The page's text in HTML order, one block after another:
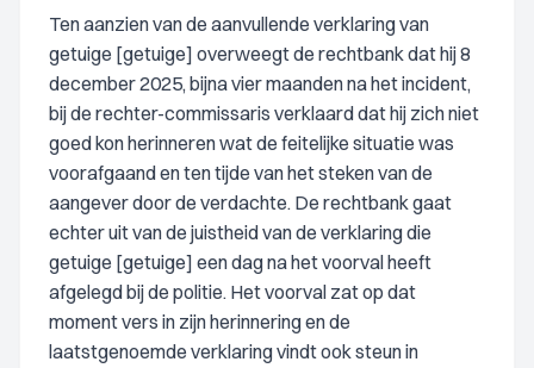
Ten aanzien van de aanvullende verklaring van
getuige [getuige] overweegt de rechtbank dat hij 8
december 2025, bijna vier maanden na het incident,
bij de rechter-commissaris verklaard dat hij zich niet
goed kon herinneren wat de feitelijke situatie was
voorafgaand en ten tijde van het steken van de
aangever door de verdachte. De rechtbank gaat
echter uit van de juistheid van de verklaring die
getuige [getuige] een dag na het voorval heeft
afgelegd bij de politie. Het voorval zat op dat
moment vers in zijn herinnering en de
laatstgenoemde verklaring vindt ook steun in